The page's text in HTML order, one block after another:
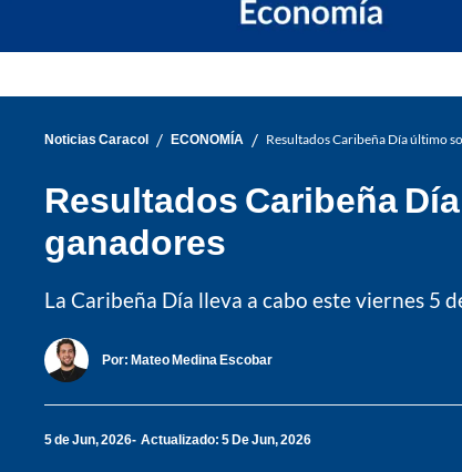
Noticias Caracol / ECONOMÍA / Resultados Caribeña Día último
Resultados Caribeña
ganadores
La Caribeña Día lleva a cabo este viernes 5
Por: Mateo Medina Escobar
5 de Jun, 2026 Actualizado: 5 De Jun, 2026